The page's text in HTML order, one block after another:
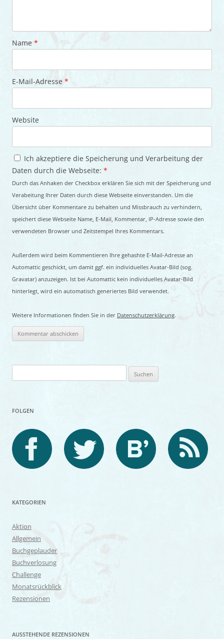
Name *
E-Mail-Adresse *
Website
Ich akzeptiere die Speicherung und Verarbeitung der
Daten durch die Webseite: *
Durch das Anhaken der Checkbox erklären Sie sich mit der Speicherung und
Verabeitung Ihrer Daten durch diese Webseite einverstanden. Um die
Übersicht über Kommentare zu behalten und Missbrauch zu verhindern,
speichert diese Webseite Name, E-Mail, Kommentar, IP-Adresse sowie den
verwendeten Browser und Zeitstempel Ihres Kommentars.
Außerdem wird beim Kommentieren Ihre gehashte E-Mail-Adresse an
Automattic geschickt, um damit ggf. ein individuelles Avatar-Bild (sog.
Gravatar) anzuzeigen. Ist bei Automattic kein individuelles Avatar-Bild
hinterlegt, wird ein automatisch generiertes Bild verwendet.
Weitere Informationen finden Sie in der Datenschutzerklärung.
nach:
FOLGEN
KATEGORIEN
Aktion
Allgemein
Buchgeplauder
Buchverlosung
Challenge
Monatsrückblick
Rezensionen
AUSSTEHENDE REZENSIONEN